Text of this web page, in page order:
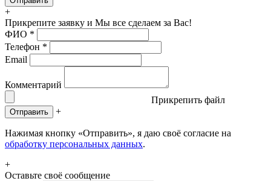
+
Прикрепите заявку и Мы все сделаем за Вас!
ФИО *
Телефон *
Email
Комментарий
Прикрепить файл
Отправить +
Нажимая кнопку «Отправить», я даю своё согласие на
обработку персональных данных.
+
Оставьте своё сообщение